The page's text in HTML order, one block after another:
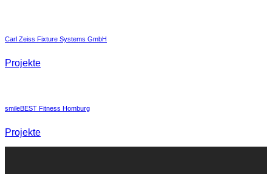
Carl Zeiss Fixture Systems GmbH
Projekte
smileBEST Fitness Homburg
Projekte